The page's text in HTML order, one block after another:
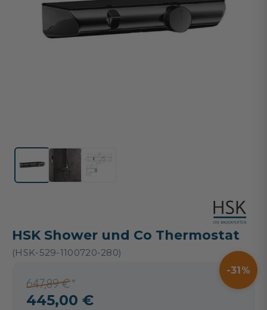
HSK Shower und Co Thermostat
(HSK-529-1100720-280)
647,89 €
31
445,00 €